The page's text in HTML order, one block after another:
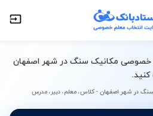
خصوصی مکانیک سنگ در شهر اصفهان
در شهر اصفهان - کلاس، معلم، دبیر، مدرس
مکانیک سنگ